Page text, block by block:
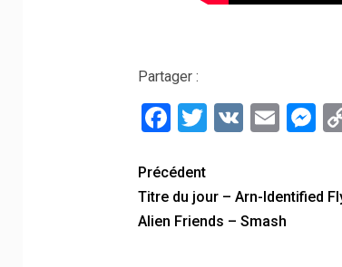
Partager :
Facebook
Twitter
VK
Précédent
Titre du jour – Arn-Identified
Alien Friends – Smash